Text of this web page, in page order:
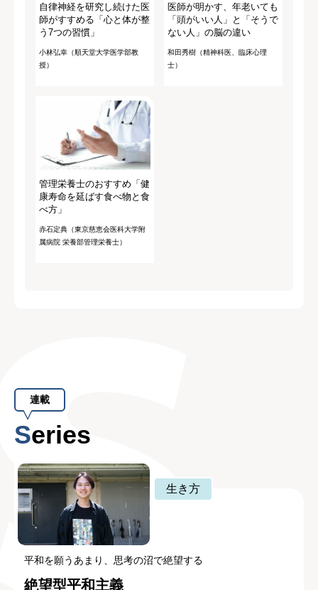
自律神経を研究し続けた医
師がすすめる「心と体が整
う7つの習慣」
小林弘幸（順天堂大学医学部教
授）
医師が明かす、年老いても
「頭がいい人」と「そうで
ない人」の脳の違い
和田秀樹（精神科医、臨床心理
士）
管理栄養士のおすすめ「健
康寿命を延ばす食べ物と食
べ方」
赤石定典（東京慈恵会医科大学附
属病院 栄養部管理栄養士）
連載
Series
生き方
平和を願うあまり、思考の沼で絶望する
絶望型平和主義